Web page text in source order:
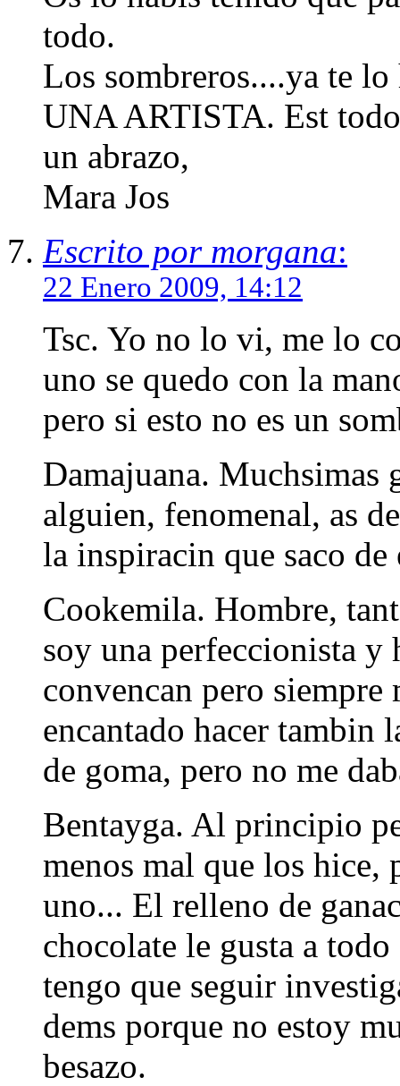
todo.
Los sombreros....ya te
UNA ARTISTA. Est
un abrazo,
Mara Jos
Escrito por morgana:
22 Enero 2009, 14:12
Tsc. Yo no lo vi, me lo
uno se quedo con la
pero si esto no es un
Damajuana. Muchsimas
alguien, fenomenal, as
la inspiracin que saco
Cookemila. Hombre,
soy una perfeccionista y
convencan pero
encantado hacer tambin
de goma, pero no me
Bentayga. Al principio
menos mal que los hice,
uno... El relleno de
chocolate le gusta a
tengo que seguir
dems porque no estoy
besazo.